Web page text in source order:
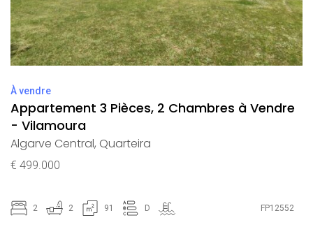
À vendre
Appartement 3 Pièces, 2 Chambres à Vendre
- Vilamoura
Algarve Central, Quarteira
€ 499.000
2 2 91 D FP12552